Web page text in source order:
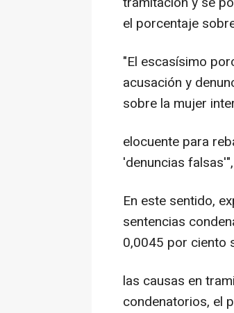
el porcentaje
"El escasísimo
acusación y
sobre la mujer
elocuente para
'denuncias
En este sentido,
sentencias
0,0045 por ciento
las causas en
condenatorios, el